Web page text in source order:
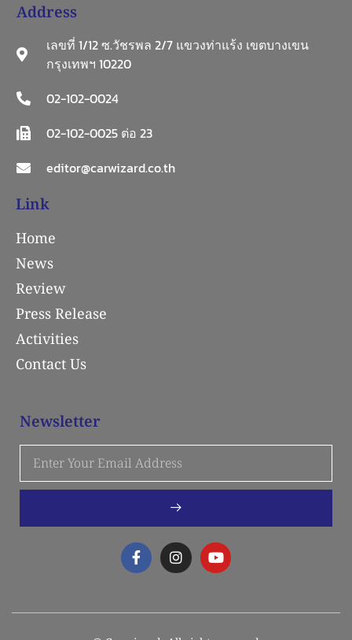
Address
เลขที่ 1/12 ซ.วัชรพล 2/7 แขวงท่าแร้ง เขตบางเขน
กรุงเทพฯ 10220
02-102-0024
02-102-0025 ต่อ 23
editor@carwizard.co.th
Link
Home
News
Review
Press Release
Activities
Contact Us
Newsletter